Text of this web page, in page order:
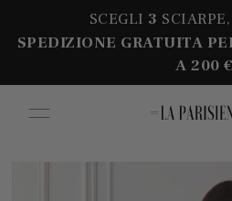
SCEGLI 3
SPEDIZIONE GRATUITA
A 200 €